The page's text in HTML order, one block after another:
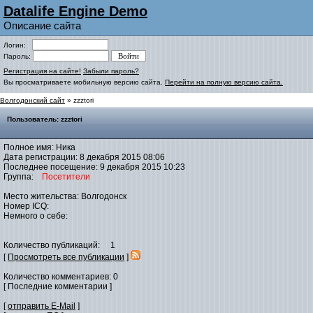
Datalife Engine Demo
Описание сайта
Логин:
Пароль:
Регистрация на сайте! Забыли пароль?
Вы просматриваете мобильную версию сайта. Перейти на полную версию сайта.
Волгодонский сайт » zzztori
Пользователь: zzztori
Полное имя: Ника
Дата регистрации: 8 декабря 2015 08:06
Последнее посещение: 9 декабря 2015 10:23
Группа:
Посетители
Место жительства: Волгодонск
Номер ICQ:
Немного о себе:
Количество публикаций: 1
[ Просмотреть все публикации ]
Количество комментариев: 0
[ Последние комментарии ]
[отправить E-Mail ]